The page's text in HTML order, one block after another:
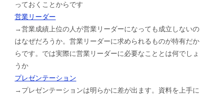
っておくことからです
営業リーダー
→営業成績上位の人が営業リーダーになっても成立しないの
はなぜだろうか。営業リーダーに求められるものが特有だか
らです。では実際に営業リーダーに必要なこととは何でしょ
うか
プレゼンテーション
→プレゼンテーションは明らかに差が出ます。資料を上手に